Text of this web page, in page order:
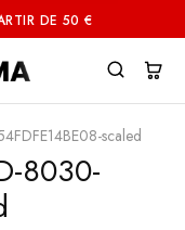
DE 50 €
scaled
8030-